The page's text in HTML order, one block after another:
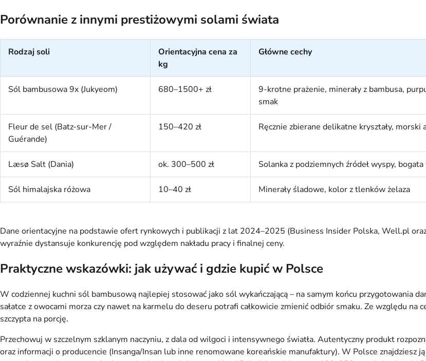
Porównanie z innymi prestiżowymi solami świata
Rodzaj soli
Orientacyjna cena za
kg
Główne cechy
Sól bambusowa 9x (Jukyeom) 680–1500+ zł
9-krotne prażenie, minerały z bambusa,
smak
Fleur de sel (Batz-sur-Mer /
Guérande)
150–420 zł Ręcznie zbierane delikatne kryształy, morski
Læsø Salt (Dania) ok. 300–500 zł Solanka z podziemnych źródeł wyspy,
Sól himalajska różowa 10–40 zł Minerały śladowe, kolor z tlenków żelaza
Dane orientacyjne na podstawie ofert rynkowych i publikacji z lat 2024–2025 (Business Insider Polska, Well.pl
wyraźnie dystansuje konkurencję pod względem nakładu pracy i finalnej ceny.
Praktyczne wskazówki: jak używać i gdzie kupić w Polsce
W codziennej kuchni sól bambusową najlepiej stosować jako sól wykańczającą – na samym końcu przygotowania
sałatce z owocami morza czy nawet na karmelu do deseru potrafi całkowicie zmienić odbiór smaku. Ze względu
szczypta na porcję.
Przechowuj w szczelnym szklanym naczyniu, z dala od wilgoci i intensywnego światła. Autentyczny produkt
oraz informacji o producencie (Insanga/Insan lub inne renomowane koreańskie manufaktury). W Polsce znajdziesz